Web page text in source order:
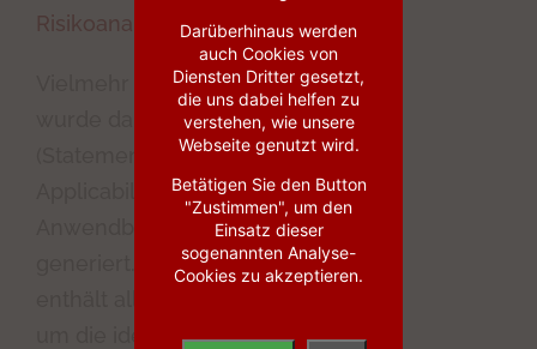
Risikoanalyse
Vielmehr noch – es
wurde daraus die SoA
Applicability), die
Anwendbarkeitserklärung,
generiert. Die SoA
um die identifizierten
Darüberhinaus werden
auch Cookies von
Diensten Dritter gesetzt,
die uns dabei helfen zu
verstehen, wie unsere
Webseite genutzt wird.
Betätigen Sie den Button
"Zustimmen", um den
Einsatz dieser
sogenannten Analyse-
Cookies zu akzeptieren.